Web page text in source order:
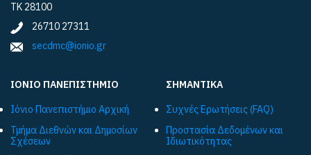
ΤΚ 28100
26710 27311
secdmc@ionio.gr
ΙΟΝΙΟ ΠΑΝΕΠΙΣΤΗΜΙΟ
Ιόνιο Πανεπιστήμιο Αρχική
Τμήμα Διεθνών και Δημοσίων
Σχέσεων
ΣΗΜΑΝΤΙΚΑ
Συχνές Ερωτήσεις (FAQ)
Προστασία Δεδομένων και
Ιδιωτικότητας